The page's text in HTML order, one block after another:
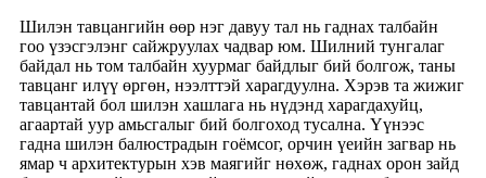
Шилэн тавцангийн өөр нэг давуу тал нь гаднах талбайн
гоо үзэсгэлэнг сайжруулах чадвар юм. Шилний тунгалаг
байдал нь том талбайн хуурмаг байдлыг бий болгож, таны
тавцанг илүү өргөн, нээлттэй харагдуулна. Хэрэв та жижиг
тавцантай бол шилэн хашлага нь нүдэнд харагдахуйц,
агаартай уур амьсгалыг бий болгоход тусална. Үүнээс
гадна шилэн балюстрадын гоёмсог, орчин үеийн загвар нь
ямар ч архитектурын хэв маягийг нөхөж, гаднах орон зайд